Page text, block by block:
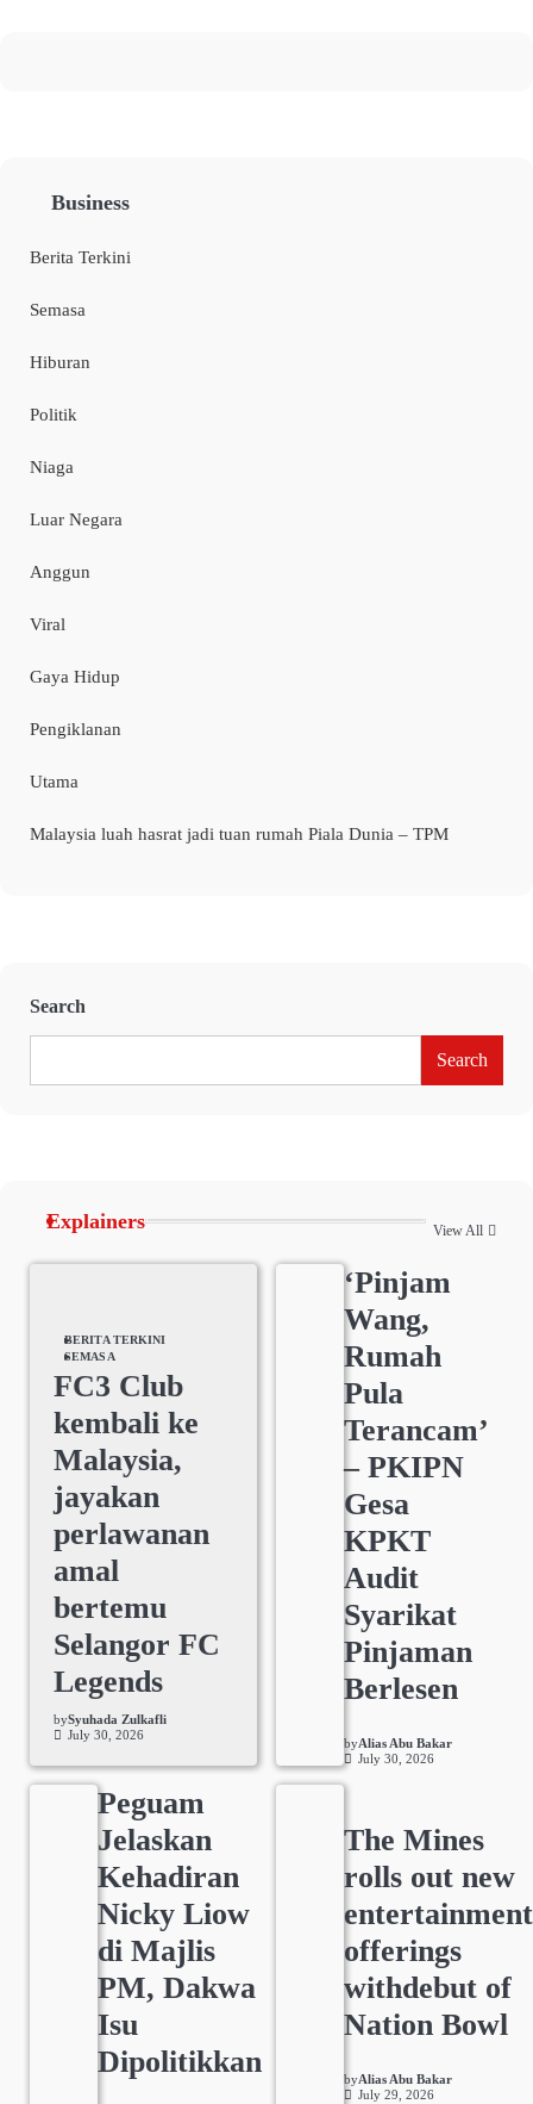
Business
Berita Terkini
Semasa
Hiburan
Politik
Niaga
Luar Negara
Anggun
Viral
Gaya Hidup
Pengiklanan
Utama
Malaysia luah hasrat jadi tuan rumah Piala Dunia – TPM
Search
Search
Explainers View All
BERITA TERKINI
SEMASA
FC3 Club
kembali ke
Malaysia,
jayakan
perlawanan
amal
bertemu
Selangor FC
Legends
bySyuhada Zulkafli
July 30, 2026
‘Pinjam
Wang,
Rumah
Pula
Terancam’
– PKIPN
Gesa
KPKT
Audit
Syarikat
Pinjaman
Berlesen
byAlias Abu Bakar
July 30, 2026
Peguam
Jelaskan
Kehadiran
Nicky Liow
di Majlis
PM, Dakwa
Isu
Dipolitikkan
The Mines
rolls out new
entertainment
offerings
withdebut of
Nation Bowl
byAlias Abu Bakar
July 29, 2026